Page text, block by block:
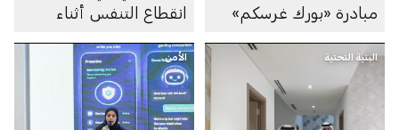
مبادرة «بورك غرسكم»
انقطاع التنفس أثناء
البنية التحتية الأمن